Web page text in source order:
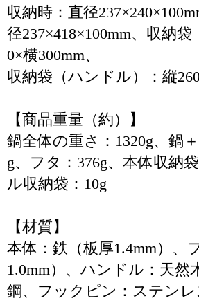
収納時：直径
径237×418×100mm、収納
0×横300mm、
収納袋（ハンドル）：縦
【商品重量（約）】
鍋全体の重さ：1320g、鍋
g、フタ：376g、本体収納
ル収納袋：10g
【材質】
本体：鉄（板厚1.4mm）、
1.0mm）、ハンドル：天然
鋼、フックピン：ステンレ